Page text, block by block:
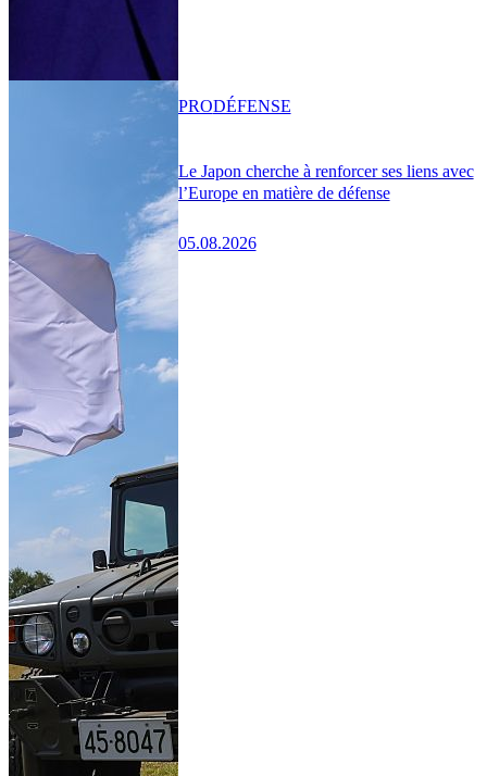
Le Japon cherche à renforcer ses liens avec
l’Europe en matière de défense
05.08.2026
PRODÉFENSE